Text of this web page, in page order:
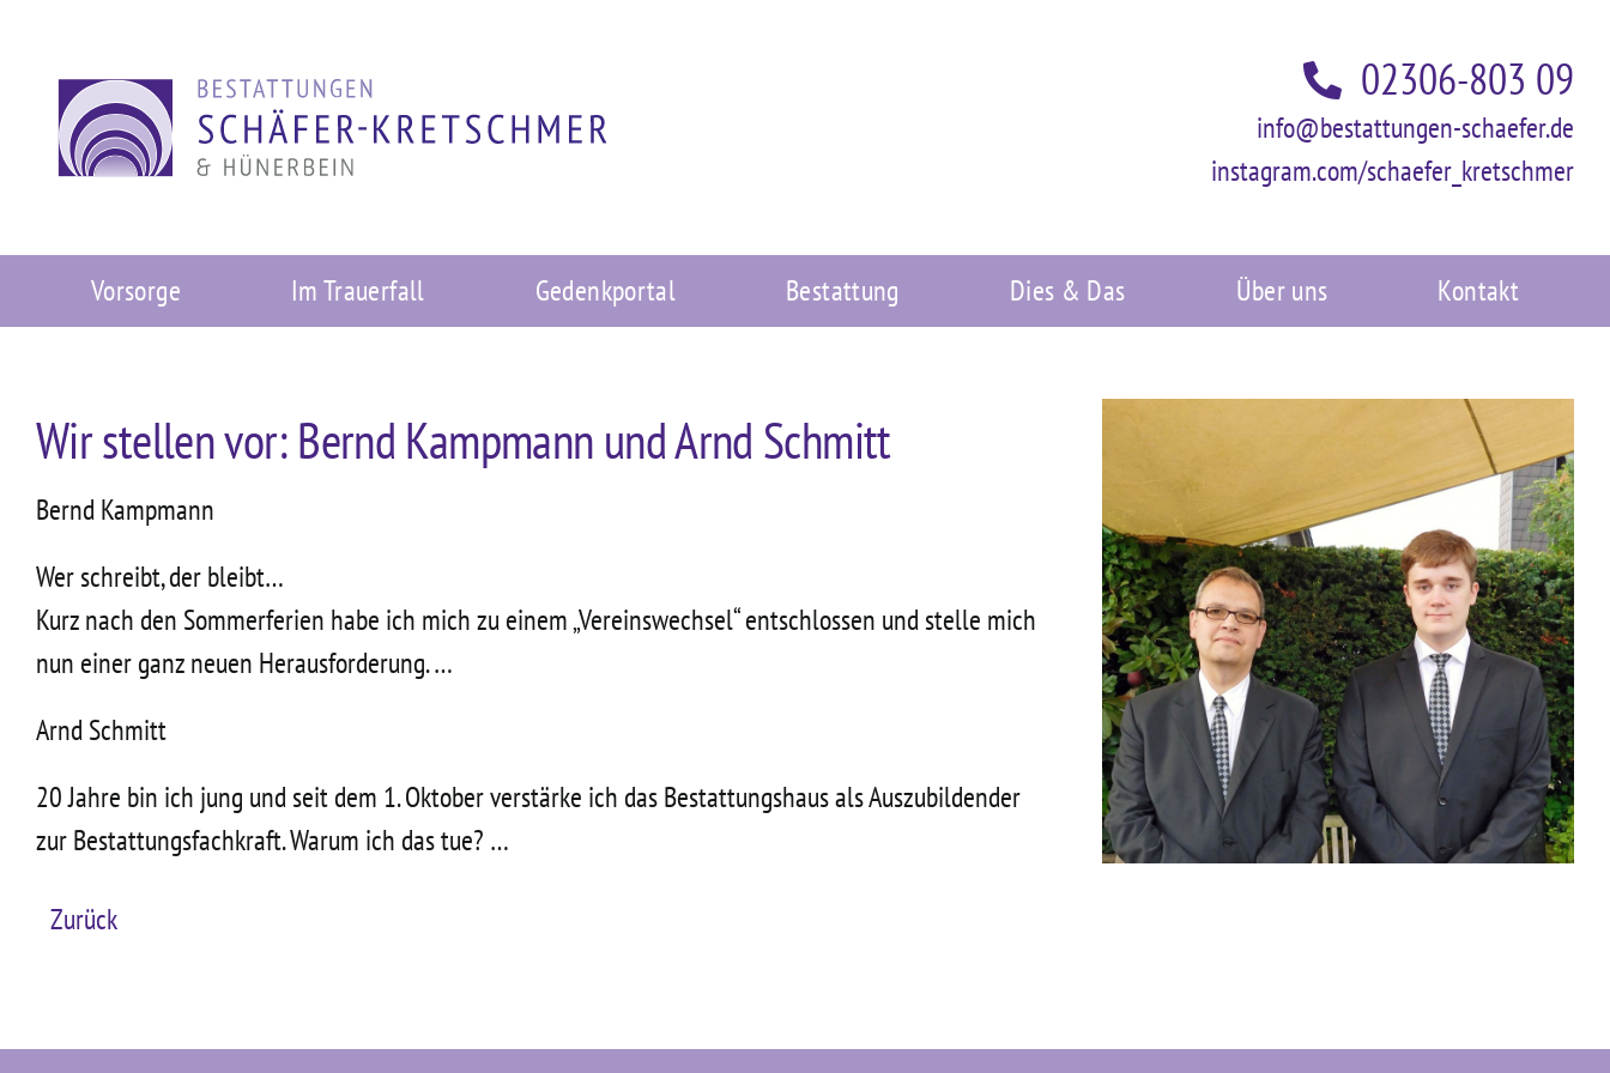
springen
02306-803 09
info@bestattungen-schaefer.de
instagram.com/schaefer_kretschmer
Vorsorge Im Trauerfall Gedenkportal Bestattung Dies & Das Über uns Kontakt
Wir stellen vor: Bernd Kampmann und Arnd Schmitt
Bernd Kampmann
Wer schreibt, der bleibt…
Kurz nach den Sommerferien habe ich mich zu einem „Vereinswechsel“ entschlossen und stelle mich
nun einer ganz neuen Herausforderung. …
Arnd Schmitt
20 Jahre bin ich jung und seit dem 1. Oktober verstärke ich das Bestattungshaus als Auszubildender
zur Bestattungsfachkraft. Warum ich das tue? …
Zurück